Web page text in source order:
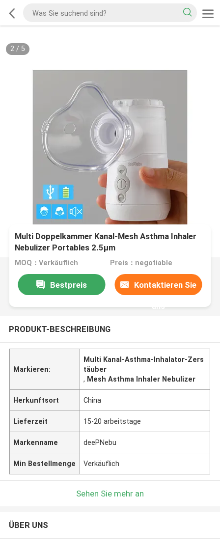
2/ 5
Multi Doppelkammer Kanal-Mesh Asthma Inhaler
Nebulizer Portables 2.5μm
MOQ：Verkäuflich Preis：negotiable
Bestpreis Kontaktieren Sie
uns
PRODUKT-BESCHREIBUNG
Markieren:
Multi Kanal-Asthma-Inhalator-Zers
täuber
, Mesh Asthma Inhaler Nebulizer
Herkunftsort China
Lieferzeit 15-20 arbeitstage
Markenname deePNebu
Min Bestellmenge Verkäuflich
Sehen Sie mehr an
ÜBER UNS